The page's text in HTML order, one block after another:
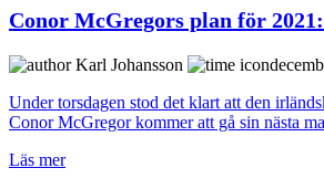
Conor McGregors plan för
Karl Johansson
Under torsdagen stod det klart att den
Conor McGregor kommer att gå sin nästa
Läs mer